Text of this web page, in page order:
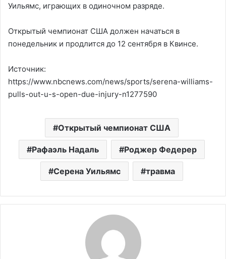
Уильямс, играющих в одиночном разряде.
Открытый чемпионат США должен начаться в
понедельник и продлится до 12 сентября в Квинсе.
Источник:
https://www.nbcnews.com/news/sports/serena-williams-
pulls-out-u-s-open-due-injury-n1277590
Открытый чемпионат США
Рафаэль Надаль Роджер Федерер
Серена Уильямс травма